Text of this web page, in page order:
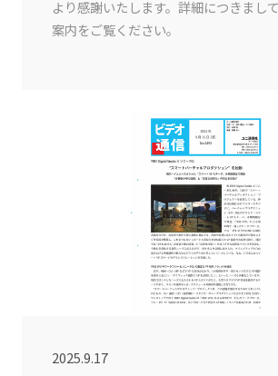
より感謝いたします。詳細につきまし
案内をご覧ください。
2025.9.17